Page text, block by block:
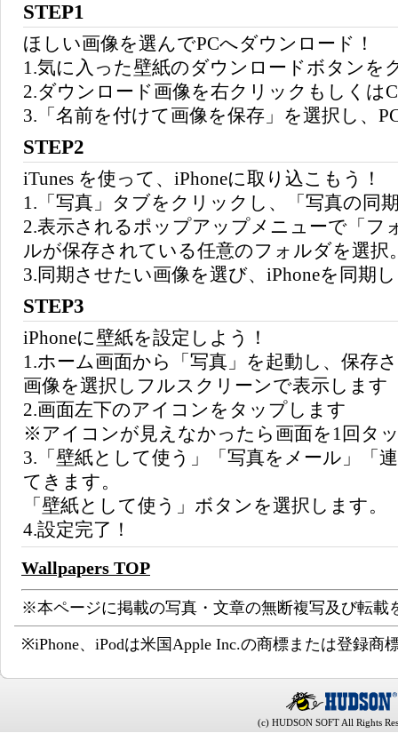
STEP1
ほしい画像を選んでPCへダウンロード！
1.気に入った壁紙のダウンロードボタンを
2.ダウンロード画像を右クリックもしくは
3.「名前を付けて画像を保存」を選択し、
STEP2
iTunes を使って、iPhoneに取り込こもう！
1.「写真」タブをクリックし、「写真の同
2.表示されるポップアップメニューで「フ
ルが保存されている任意のフォルダを選択
3.同期させたい画像を選び、iPhoneを同期
STEP3
iPhoneに壁紙を設定しよう！
1.ホーム画面から「写真」を起動し、保存
画像を選択しフルスクリーンで表示します
2.画面左下のアイコンをタップします
※アイコンが見えなかったら画面を1回タ
3.「壁紙として使う」「写真をメール」「
てきます。
「壁紙として使う」ボタンを選択します。
4.設定完了！
Wallpapers TOP
※本ページに掲載の写真・文章の無断複写及び転載
※iPhone、iPodは米国Apple Inc.の商標または登録商
(c) HUDSON SOFT All Rights